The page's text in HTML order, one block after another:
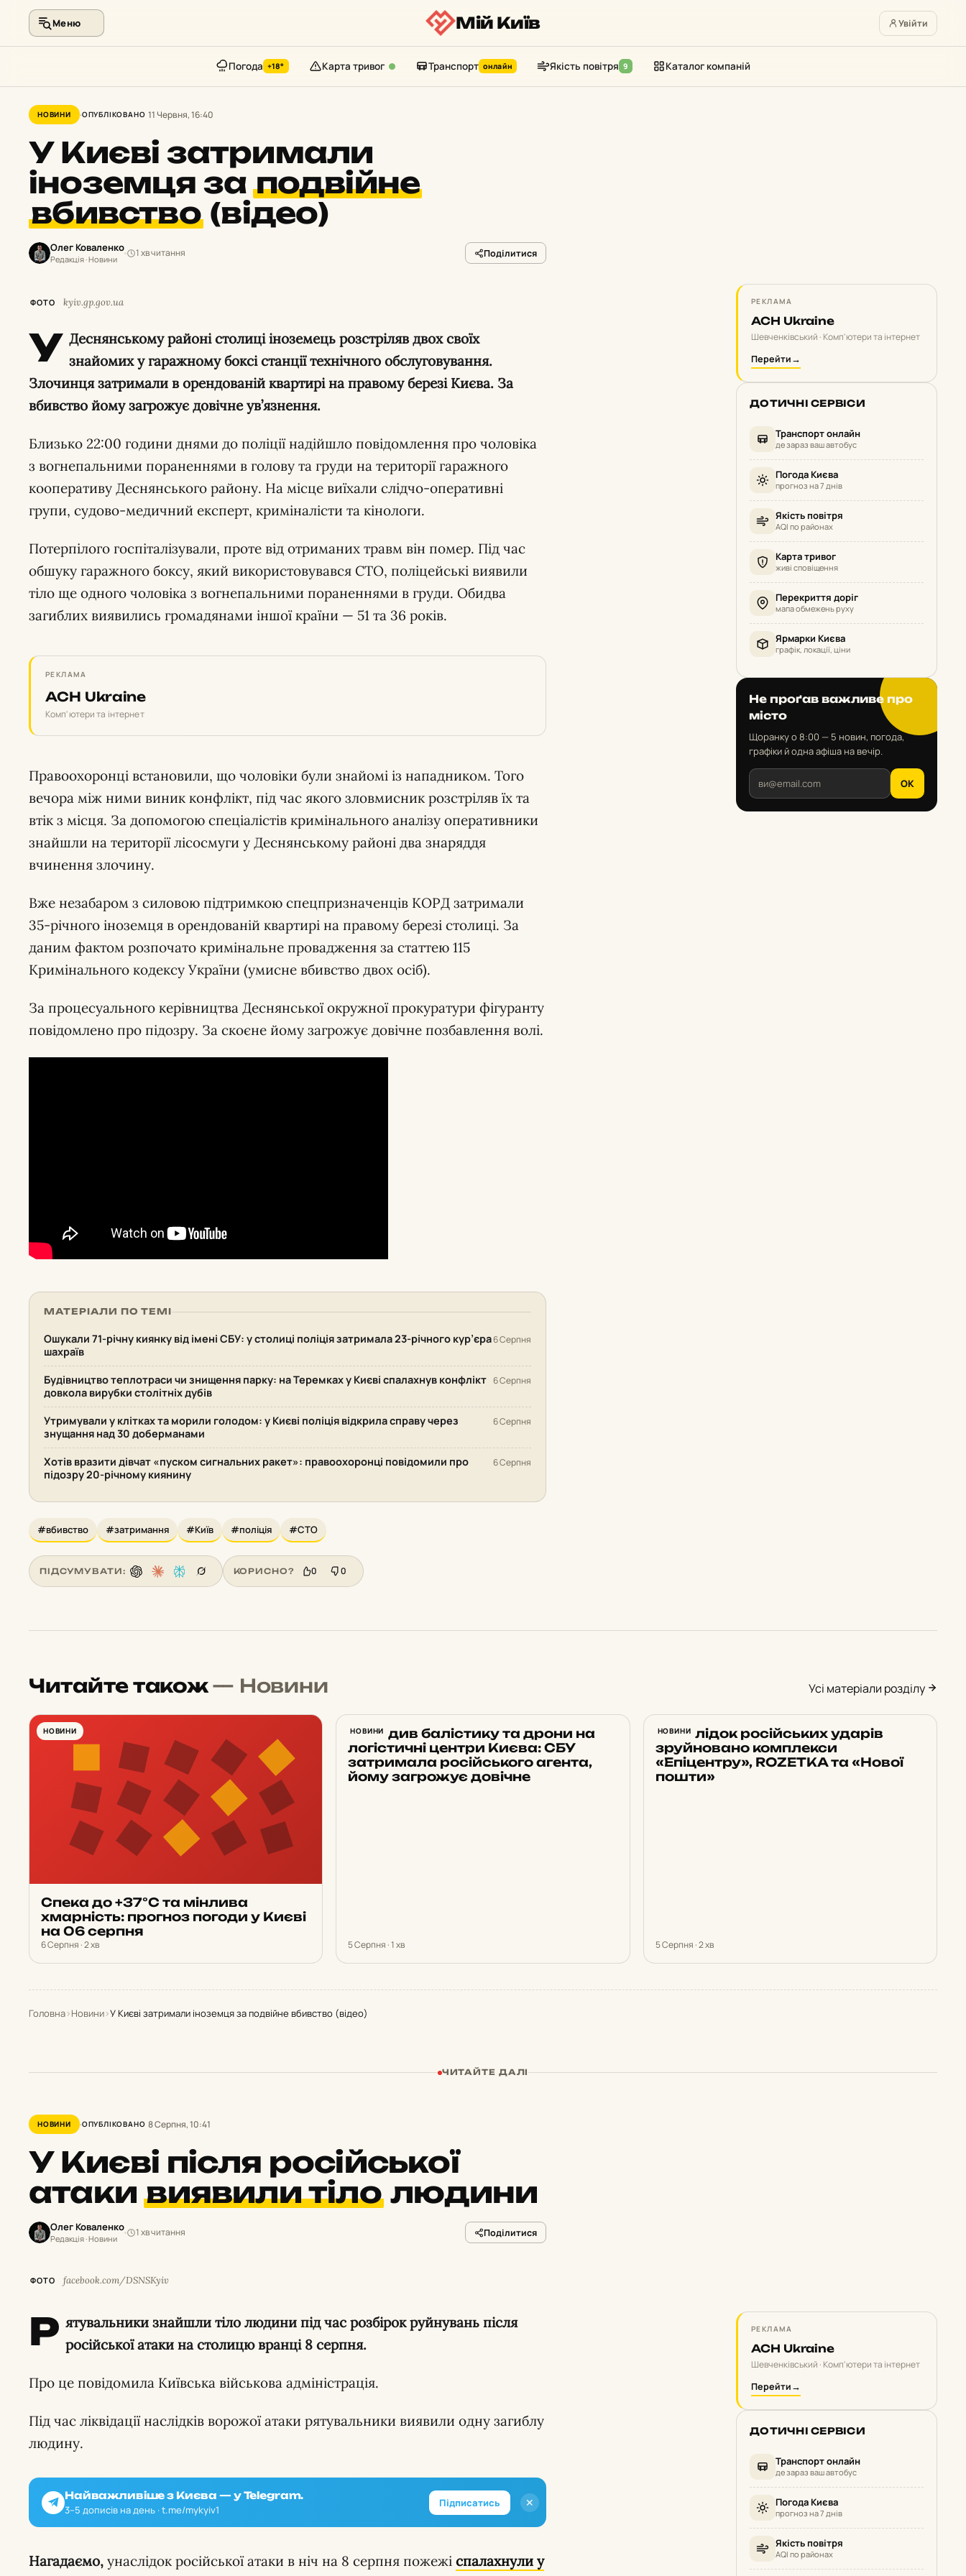
контенту
Меню Мій Київ Увійти
Погода +18° Карта тривог Транспорт онлайн Якість повітря 9 Каталог компаній
НОВИНИ ОПУБЛІКОВАНО 11 Червня, 16:40
У Києві затримали
іноземця заподвійне
вбивство(відео)
Олег Коваленко
Редакція · Новини
1 хв читання Поділитися
ФОТО kyiv.gp.gov.ua
У Деснянському районі столиці іноземець розстріляв двох своїх
знайомих у гаражному боксі станції технічного обслуговування.
Злочинця затримали в орендованій квартирі на правому березі Києва. За
вбивство йому загрожує довічне ув’язнення.
Близько 22:00 години днями до поліції надійшло повідомлення про чоловіка
з вогнепальними пораненнями в голову та груди на території гаражного
кооперативу Деснянського району. На місце виїхали слідчо-оперативні
групи, судово-медичний експерт, криміналісти та кінологи.
Потерпілого госпіталізували, проте від отриманих травм він помер. Під час
обшуку гаражного боксу, який використовувався СТО, поліцейські виявили
тіло ще одного чоловіка з вогнепальними пораненнями в груди. Обидва
загиблих виявились громадянами іншої країни — 51 та 36 років.
РЕКЛАМА
ACH Ukraine
Комп'ютери та інтернет
Правоохоронці встановили, що чоловіки були знайомі із нападником. Того
вечора між ними виник конфлікт, під час якого зловмисник розстріляв їх та
втік з місця. За допомогою спеціалістів кримінального аналізу оперативники
знайшли на території лісосмуги у Деснянському районі два знаряддя
вчинення злочину.
Вже незабаром з силовою підтримкою спецпризначенців КОРД затримали
35-річного іноземця в орендованій квартирі на правому березі столиці. За
даним фактом розпочато кримінальне провадження за статтею 115
Кримінального кодексу України (умисне вбивство двох осіб).
За процесуального керівництва Деснянської окружної прокуратури фігуранту
повідомлено про підозру. За скоєне йому загрожує довічне позбавлення волі.
МАТЕРІАЛИ ПО ТЕМІ
Ошукали 71-річну киянку від імені СБУ: у столиці поліція затримала 23-річного кур’єра
шахраїв
6 Серпня
Будівництво теплотраси чи знищення парку: на Теремках у Києві спалахнув конфлікт
довкола вирубки столітніх дубів
6 Серпня
Утримували у клітках та морили голодом: у Києві поліція відкрила справу через
знущання над 30 доберманами
6 Серпня
Хотів вразити дівчат «пуском сигнальних ракет»: правоохоронці повідомили про
підозру 20-річному киянину
6 Серпня
#вбивство #затримання #Київ #поліція #СТО
ПІДСУМУВАТИ: КОРИСНО? 0 0
РЕКЛАМА
ACH Ukraine
Шевченківський · Комп'ютери та інтернет
Перейти→
ДОТИЧНІ СЕРВІСИ
Транспорт онлайн
де зараз ваш автобус
Погода Києва
прогноз на 7 днів
Якість повітря
AQI по районах
Карта тривог
живі сповіщення
Перекриття доріг
мапа обмежень руху
Ярмарки Києва
графік, локації, ціни
Не проґав важливе про
місто
Щоранку о 8:00 — 5 новин, погода,
графіки й одна афіша на вечір.
OK
Читайте також— Новини Усі матеріали розділу
НОВИНИ
Спека до +37°С та мінлива
хмарність: прогноз погоди у Києві
на 06 серпня
6 Серпня · 2 хв
НОВИНИ
Наводив балістику та дрони на
логістичні центри Києва: СБУ
затримала російського агента,
йому загрожує довічне
5 Серпня · 1 хв
НОВИНИ
Внаслідок російських ударів
зруйновано комплекси
«Епіцентру», ROZETKA та «Нової
пошти»
5 Серпня · 2 хв
Головна›Новини›У Києві затримали іноземця за подвійне вбивство (відео)
ЧИТАЙТЕ ДАЛІ
НОВИНИ ОПУБЛІКОВАНО 8 Серпня, 10:41
У Києві після російської
атакивиявили тілолюдини
Олег Коваленко
Редакція · Новини
1 хв читання Поділитися
ФОТО facebook.com/DSNSKyiv
Р ятувальники знайшли тіло людини під час розбірок руйнувань після
російської атаки на столицю вранці 8 серпня.
Про це повідомила Київська військова адміністрація.
Під час ліквідації наслідків ворожої атаки рятувальники виявили одну загиблу
людину.
✕
Найважливіше з Києва — у Telegram.
3–5 дописів на день · t.me/mykyiv1
Підписатись
Нагадаємо, унаслідок російської атаки в ніч на 8 серпня пожежі спалахнули у
РЕКЛАМА
ACH Ukraine
Шевченківський · Комп'ютери та інтернет
Перейти→
ДОТИЧНІ СЕРВІСИ
Транспорт онлайн
де зараз ваш автобус
Погода Києва
прогноз на 7 днів
Якість повітря
AQI по районах